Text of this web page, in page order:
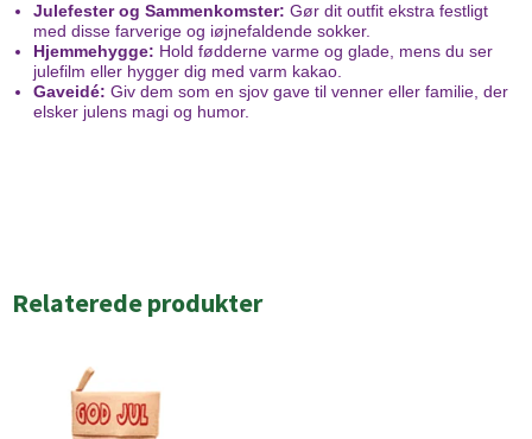
Julefester og Sammenkomster: Gør dit outfit ekstra festligt
med disse farverige og iøjnefaldende sokker.
Hjemmehygge: Hold fødderne varme og glade, mens du ser
julefilm eller hygger dig med varm kakao.
Gaveidé: Giv dem som en sjov gave til venner eller familie, der
elsker julens magi og humor.
Relaterede produkter